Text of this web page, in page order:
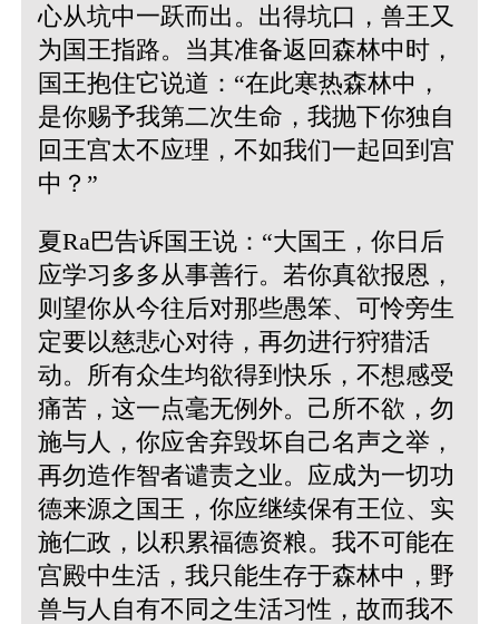
心从坑中一跃而出。出得坑口，兽王又
为国王指路。当其准备返回森林中时，
国王抱住它说道：“在此寒热森林中，
是你赐予我第二次生命，我抛下你独自
回王宫太不应理，不如我们一起回到宫
中？”
夏Ra巴告诉国王说：“大国王，你日后
应学习多多从事善行。若你真欲报恩，
则望你从今往后对那些愚笨、可怜旁生
定要以慈悲心对待，再勿进行狩猎活
动。所有众生均欲得到快乐，不想感受
痛苦，这一点毫无例外。己所不欲，勿
施与人，你应舍弃毁坏自己名声之举，
再勿造作智者谴责之业。应成为一切功
德来源之国王，你应继续保有王位、实
施仁政，以积累福德资粮。我不可能在
宫殿中生活，我只能生存于森林中，野
兽与人自有不同之生活习性，故而我不